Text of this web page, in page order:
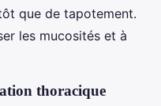
que de tapotement.
les mucosités et à
thoracique